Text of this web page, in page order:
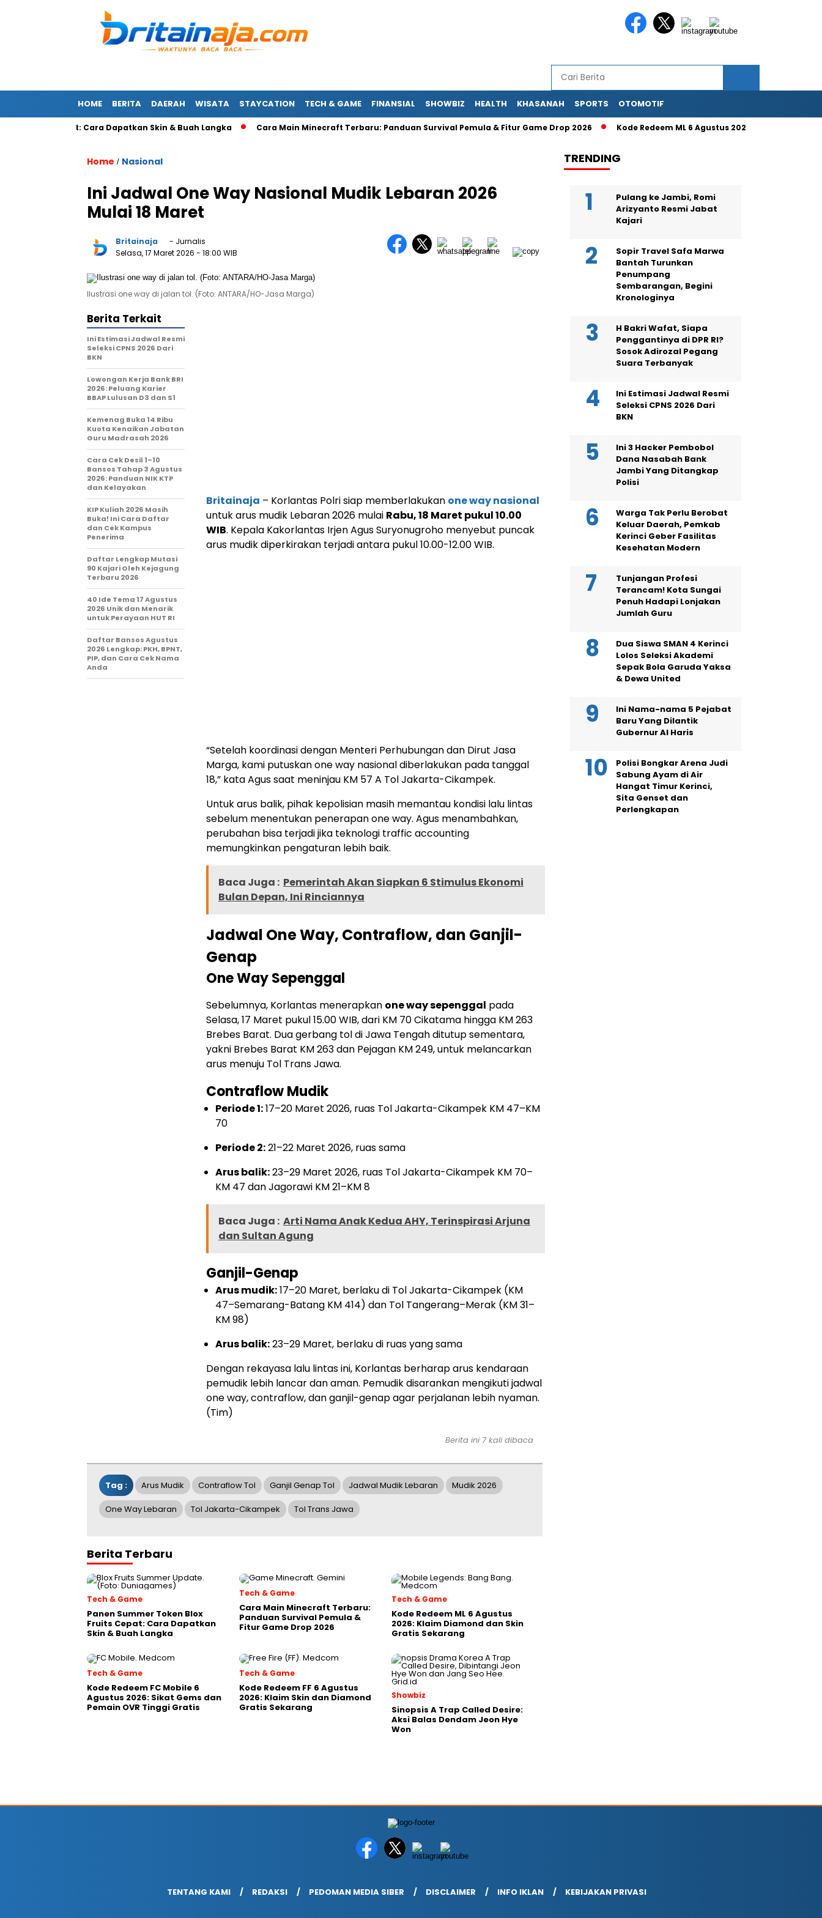
HOME BERITA DAERAH WISATA STAYCATION TECH & GAME FINANSIAL SHOWBIZ HEALTH KHASANAH SPORTS OTOMOTIF
Fruits Cepat: Cara Dapatkan Skin & Buah Langka Cara Main Minecraft Terbaru: Panduan Survival Pemula & Fitur Game Drop 2026 Kode Redeem ML 6 Agustus 2026: Klaim Diamond
Home / Nasional
Ini Jadwal One Way Nasional Mudik Lebaran 2026
Mulai 18 Maret
Britainaja
- Jurnalis
Selasa, 17 Maret 2026 - 18:00 WIB
Ilustrasi one way di jalan tol. (Foto: ANTARA/HO-Jasa Marga)
Britainaja – Korlantas Polri siap memberlakukan one way nasional
untuk arus mudik Lebaran 2026 mulai Rabu, 18 Maret pukul 10.00
WIB. Kepala Kakorlantas Irjen Agus Suryonugroho menyebut puncak
arus mudik diperkirakan terjadi antara pukul 10.00-12.00 WIB.
“Setelah koordinasi dengan Menteri Perhubungan dan Dirut Jasa
Marga, kami putuskan one way nasional diberlakukan pada tanggal
18,” kata Agus saat meninjau KM 57 A Tol Jakarta-Cikampek.
Untuk arus balik, pihak kepolisian masih memantau kondisi lalu lintas
sebelum menentukan penerapan one way. Agus menambahkan,
perubahan bisa terjadi jika teknologi traffic accounting
memungkinkan pengaturan lebih baik.
Baca Juga : Pemerintah Akan Siapkan 6 Stimulus Ekonomi
Bulan Depan, Ini Rinciannya
Jadwal One Way, Contraflow, dan Ganjil-
Genap
One Way Sepenggal
Sebelumnya, Korlantas menerapkan one way sepenggal pada
Selasa, 17 Maret pukul 15.00 WIB, dari KM 70 Cikatama hingga KM 263
Brebes Barat. Dua gerbang tol di Jawa Tengah ditutup sementara,
yakni Brebes Barat KM 263 dan Pejagan KM 249, untuk melancarkan
arus menuju Tol Trans Jawa.
Contraflow Mudik
Periode 1:17–20 Maret 2026, ruas Tol Jakarta-Cikampek KM 47–KM
70
Periode 2:21–22 Maret 2026, ruas sama
Arus balik:23–29 Maret 2026, ruas Tol Jakarta-Cikampek KM 70–
KM 47 dan Jagorawi KM 21–KM 8
Baca Juga : Arti Nama Anak Kedua AHY, Terinspirasi Arjuna
dan Sultan Agung
Ganjil-Genap
Arus mudik:17–20 Maret, berlaku di Tol Jakarta-Cikampek (KM
47–Semarang-Batang KM 414) dan Tol Tangerang–Merak (KM 31–
KM 98)
Arus balik:23–29 Maret, berlaku di ruas yang sama
Dengan rekayasa lalu lintas ini, Korlantas berharap arus kendaraan
pemudik lebih lancar dan aman. Pemudik disarankan mengikuti jadwal
one way, contraflow, dan ganjil-genap agar perjalanan lebih nyaman.
(Tim)
Berita Terkait
Ini Estimasi Jadwal Resmi
Seleksi CPNS 2026 Dari
BKN
Lowongan Kerja Bank BRI
2026: Peluang Karier
BBAP Lulusan D3 dan S1
Kemenag Buka 14 Ribu
Kuota Kenaikan Jabatan
Guru Madrasah 2026
Cara Cek Desil 1–10
Bansos Tahap 3 Agustus
2026: Panduan NIK KTP
dan Kelayakan
KIP Kuliah 2026 Masih
Buka! Ini Cara Daftar
dan Cek Kampus
Penerima
Daftar Lengkap Mutasi
90 Kajari Oleh Kejagung
Terbaru 2026
40 Ide Tema 17 Agustus
2026 Unik dan Menarik
untuk Perayaan HUT RI
Daftar Bansos Agustus
2026 Lengkap: PKH, BPNT,
PIP, dan Cara Cek Nama
Anda
Berita ini 7 kali dibaca
Tag : Arus Mudik Contraflow Tol Ganjil Genap Tol Jadwal Mudik Lebaran Mudik 2026
One Way Lebaran Tol Jakarta-Cikampek Tol Trans Jawa
Berita Terbaru
Tech & Game
Panen Summer Token Blox
Fruits Cepat: Cara Dapatkan
Skin & Buah Langka
Tech & Game
Cara Main Minecraft Terbaru:
Panduan Survival Pemula &
Fitur Game Drop 2026
Tech & Game
Kode Redeem ML 6 Agustus
2026: Klaim Diamond dan Skin
Gratis Sekarang
Tech & Game
Kode Redeem FC Mobile 6
Agustus 2026: Sikat Gems dan
Pemain OVR Tinggi Gratis
Tech & Game
Kode Redeem FF 6 Agustus
2026: Klaim Skin dan Diamond
Gratis Sekarang
Showbiz
Sinopsis A Trap Called Desire:
Aksi Balas Dendam Jeon Hye
Won
TRENDING
Pulang ke Jambi, Romi
Arizyanto Resmi Jabat
Kajari
Sopir Travel Safa Marwa
Bantah Turunkan
Penumpang
Sembarangan, Begini
Kronologinya
H Bakri Wafat, Siapa
Penggantinya di DPR RI?
Sosok Adirozal Pegang
Suara Terbanyak
Ini Estimasi Jadwal Resmi
Seleksi CPNS 2026 Dari
BKN
Ini 3 Hacker Pembobol
Dana Nasabah Bank
Jambi Yang Ditangkap
Polisi
Warga Tak Perlu Berobat
Keluar Daerah, Pemkab
Kerinci Geber Fasilitas
Kesehatan Modern
Tunjangan Profesi
Terancam! Kota Sungai
Penuh Hadapi Lonjakan
Jumlah Guru
Dua Siswa SMAN 4 Kerinci
Lolos Seleksi Akademi
Sepak Bola Garuda Yaksa
& Dewa United
Ini Nama-nama 5 Pejabat
Baru Yang Dilantik
Gubernur Al Haris
Polisi Bongkar Arena Judi
Sabung Ayam di Air
Hangat Timur Kerinci,
Sita Genset dan
Perlengkapan
TENTANG KAMI REDAKSI PEDOMAN MEDIA SIBER DISCLAIMER INFO IKLAN KEBIJAKAN PRIVASI